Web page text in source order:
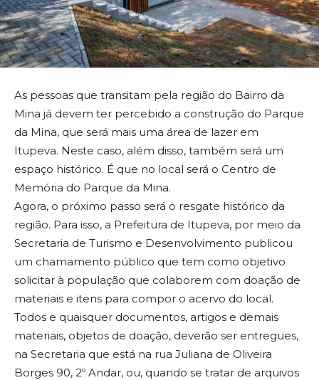
As pessoas que transitam pela região do Bairro da
Mina já devem ter percebido a construção do Parque
da Mina, que será mais uma área de lazer em
Itupeva. Neste caso, além disso, também será um
espaço histórico. É que no local será o Centro de
Memória do Parque da Mina.
Agora, o próximo passo será o resgate histórico da
região. Para isso, a Prefeitura de Itupeva, por meio da
Secretaria de Turismo e Desenvolvimento publicou
um chamamento público que tem como objetivo
solicitar à população que colaborem com doação de
materiais e itens para compor o acervo do local.
Todos e quaisquer documentos, artigos e demais
materiais, objetos de doação, deverão ser entregues,
na Secretaria que está na rua Juliana de Oliveira
Borges 90, 2º Andar, ou, quando se tratar de arquivos